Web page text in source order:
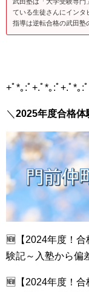
ている生徒さんにインタ
指導は逆転合格の武田塾
+ﾟ*｡:ﾟ+.ﾟ*｡:ﾟ+.ﾟ*｡:
＼ 2025年度合格体
🆕【2024年度！合
験記～入塾から偏
🆕【2024年度！合